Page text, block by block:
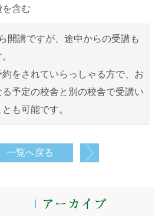
含む
開講ですが、途中からの受講も
をされていらっしゃる方で、お
予定の校舎と別の校舎で受講い
も可能です。
一覧へ戻る